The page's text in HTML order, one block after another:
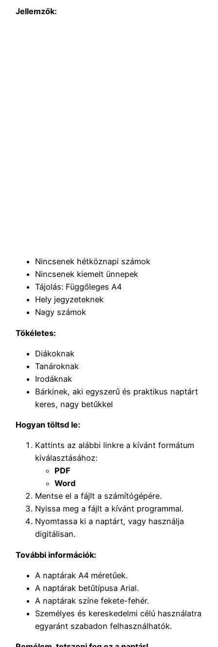
Jellemzők:
Nincsenek hétköznapi számok
Nincsenek kiemelt ünnepek
Tájolás: Függőleges A4
Hely jegyzeteknek
Nagy számok
Tökéletes:
Diákoknak
Tanároknak
Irodáknak
Bárkinek, aki egyszerű és praktikus naptárt
keres, nagy betűkkel
Hogyan töltsd le:
Kattints az alábbi linkre a kívánt formátum
kiválasztásához:
PDF
Word
Mentse el a fájlt a számítógépére.
Nyissa meg a fájlt a kívánt programmal.
Nyomtassa ki a naptárt, vagy használja
digitálisan.
További információk:
A naptárak A4 méretűek.
A naptárak betűtípusa Arial.
A naptárak színe fekete-fehér.
Személyes és kereskedelmi célú használatra
egyaránt szabadon felhasználhatók.